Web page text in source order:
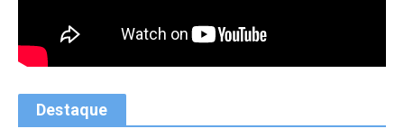
Destaque